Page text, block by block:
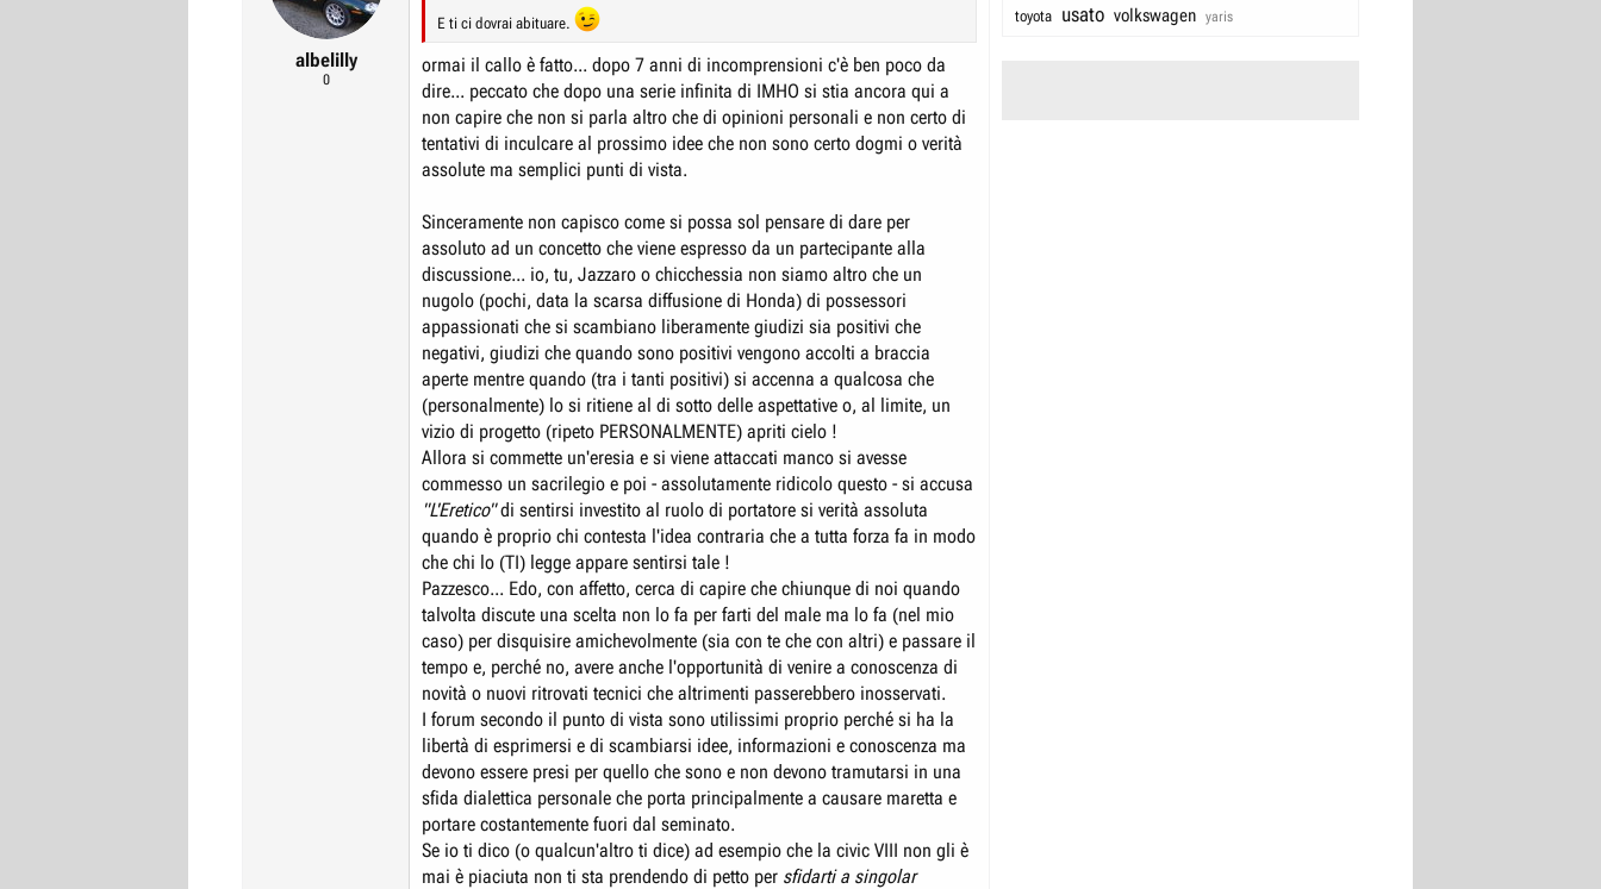
albelilly
0
E ti ci dovrai abituare.
ormai il callo è fatto... dopo 7 anni di incomprensioni c'è ben poco da
dire... peccato che dopo una serie infinita di IMHO si stia ancora qui a
non capire che non si parla altro che di opinioni personali e non certo di
tentativi di inculcare al prossimo idee che non sono certo dogmi o verità
assolute ma semplici punti di vista.
Sinceramente non capisco come si possa sol pensare di dare per
assoluto ad un concetto che viene espresso da un partecipante alla
discussione... io, tu, Jazzaro o chicchessia non siamo altro che un
nugolo (pochi, data la scarsa diffusione di Honda) di possessori
appassionati che si scambiano liberamente giudizi sia positivi che
negativi, giudizi che quando sono positivi vengono accolti a braccia
aperte mentre quando (tra i tanti positivi) si accenna a qualcosa che
(personalmente) lo si ritiene al di sotto delle aspettative o, al limite, un
vizio di progetto (ripeto PERSONALMENTE) apriti cielo !
Allora si commette un'eresia e si viene attaccati manco si avesse
commesso un sacrilegio e poi - assolutamente ridicolo questo - si accusa
"L'Eretico"di sentirsi investito al ruolo di portatore si verità assoluta
quando è proprio chi contesta l'idea contraria che a tutta forza fa in modo
che chi lo (TI) legge appare sentirsi tale !
Pazzesco... Edo, con affetto, cerca di capire che chiunque di noi quando
talvolta discute una scelta non lo fa per farti del male ma lo fa (nel mio
caso) per disquisire amichevolmente (sia con te che con altri) e passare il
tempo e, perché no, avere anche l'opportunità di venire a conoscenza di
novità o nuovi ritrovati tecnici che altrimenti passerebbero inosservati.
I forum secondo il punto di vista sono utilissimi proprio perché si ha la
libertà di esprimersi e di scambiarsi idee, informazioni e conoscenza ma
devono essere presi per quello che sono e non devono tramutarsi in una
sfida dialettica personale che porta principalmente a causare maretta e
portare costantemente fuori dal seminato.
Se io ti dico (o qualcun'altro ti dice) ad esempio che la civic VIII non gli è
mai è piaciuta non ti sta prendendo di petto per sfidarti a singolar
toyota usato volkswagen yaris